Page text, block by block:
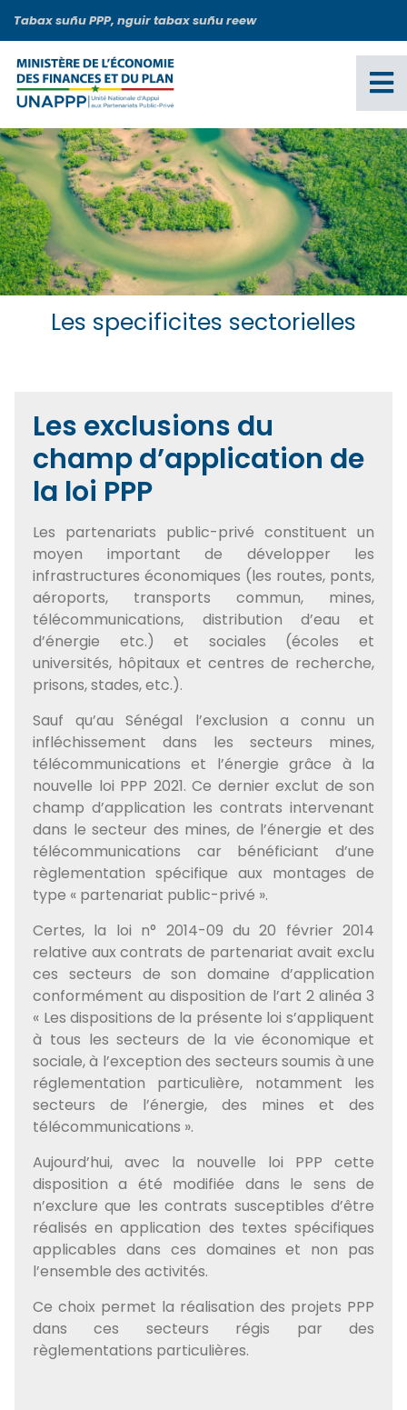
contenu
principal
Tabax suñu PPP, nguir tabax suñu reew
Les specificites sectorielles
Les exclusions du
champ d’application de
la loi PPP
Les partenariats public-privé constituent un
moyen important de développer les
infrastructures économiques (les routes, ponts,
aéroports, transports commun, mines,
télécommunications, distribution d’eau et
d’énergie etc.) et sociales (écoles et
universités, hôpitaux et centres de recherche,
prisons, stades, etc.).
Sauf qu’au Sénégal l’exclusion a connu un
infléchissement dans les secteurs mines,
télécommunications et l’énergie grâce à la
nouvelle loi PPP 2021. Ce dernier exclut de son
champ d’application les contrats intervenant
dans le secteur des mines, de l’énergie et des
télécommunications car bénéficiant d’une
règlementation spécifique aux montages de
type « partenariat public-privé ».
Certes, la loi n° 2014-09 du 20 février 2014
relative aux contrats de partenariat avait exclu
ces secteurs de son domaine d’application
conformément au disposition de l’art 2 alinéa 3
« Les dispositions de la présente loi s’appliquent
à tous les secteurs de la vie économique et
sociale, à l’exception des secteurs soumis à une
réglementation particulière, notamment les
secteurs de l’énergie, des mines et des
télécommunications ».
Aujourd’hui, avec la nouvelle loi PPP cette
disposition a été modifiée dans le sens de
n’exclure que les contrats susceptibles d’être
réalisés en application des textes spécifiques
applicables dans ces domaines et non pas
l’ensemble des activités.
Ce choix permet la réalisation des projets PPP
dans ces secteurs régis par des
règlementations particulières.